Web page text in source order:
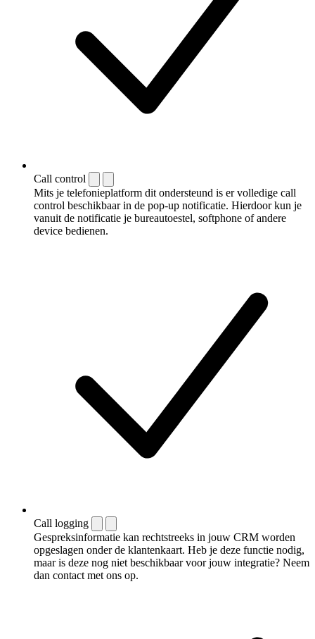
Call control
Mits je telefonieplatform dit ondersteund is er volledige call
control beschikbaar in de pop-up notificatie. Hierdoor kun je
vanuit de notificatie je bureautoestel, softphone of andere
device bedienen.
Call logging
Gespreksinformatie kan rechtstreeks in jouw CRM worden
opgeslagen onder de klantenkaart. Heb je deze functie nodig,
maar is deze nog niet beschikbaar voor jouw integratie? Neem
dan contact met ons op.